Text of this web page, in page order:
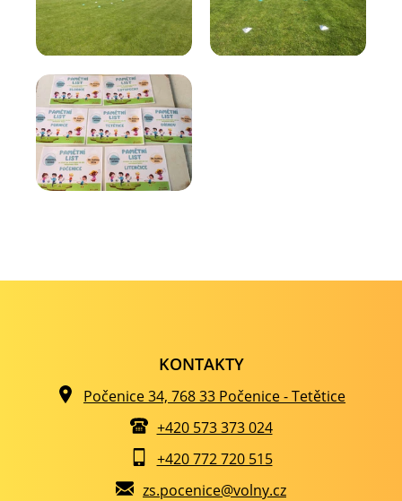
KONTAKTY
Počenice 34, 768 33 Počenice - Tetětice
+420 573 373 024
+420 772 720 515
zs.pocenice@volny.cz